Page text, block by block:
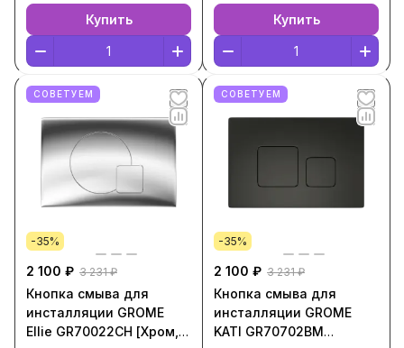
Купить Купить
СОВЕТУЕМ
-35%
2 100 ₽ 3 231 ₽
Кнопка смыва для
инсталляции GROME
Ellie GR70022CH [Хром,
СОВЕТУЕМ
-35%
2 100 ₽ 3 231 ₽
Кнопка смыва для
инсталляции GROME
KATI GR70702BM